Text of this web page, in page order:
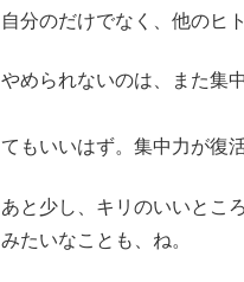
分のだけでなく、他のヒ
められないのは、また集
もいいはず。集中力が復
と少し、キリのいいとこ
たいなことも、ね。